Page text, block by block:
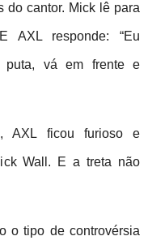
do cantor. Mick lê para
AXL responde: “Eu
puta, vá em frente e
AXL ficou furioso e
Wall. E a treta não
o tipo de controvérsia